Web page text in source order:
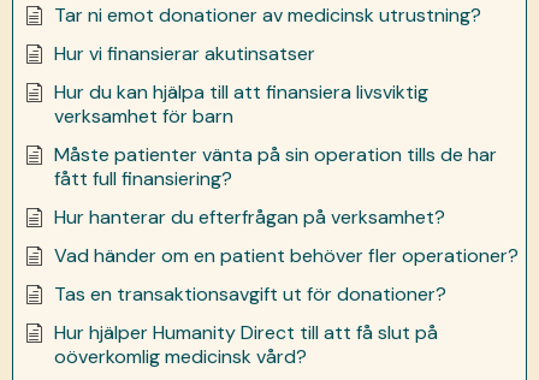
Tar ni emot donationer av medicinsk utrustning?
Hur vi finansierar akutinsatser
Hur du kan hjälpa till att finansiera livsviktig
verksamhet för barn
Måste patienter vänta på sin operation tills de har
fått full finansiering?
Hur hanterar du efterfrågan på verksamhet?
Vad händer om en patient behöver fler operationer?
Tas en transaktionsavgift ut för donationer?
Hur hjälper Humanity Direct till att få slut på
oöverkomlig medicinsk vård?